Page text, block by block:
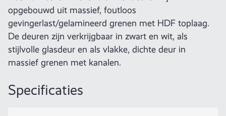
opgebouwd uit massief, foutloos
gevingerlast/gelamineerd grenen met HDF toplaag.
De deuren zijn verkrijgbaar in zwart en wit, als
stijlvolle glasdeur en als vlakke, dichte deur in
massief grenen met kanalen.
Specificaties